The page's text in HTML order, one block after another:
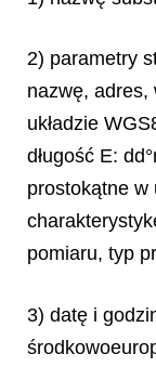
2) parametry
nazwę, adres,
układzie
długość E:
prostokątne w
pomiaru, typ
3) datę i